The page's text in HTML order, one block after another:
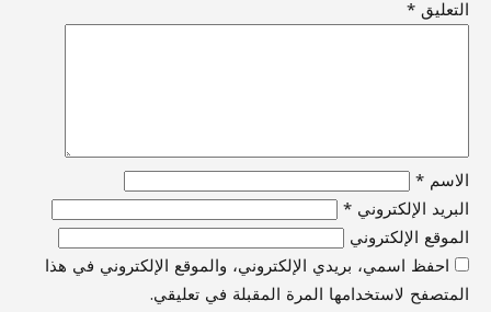
التعليق*
الاسم *
البريد الإلكتروني *
الموقع الإلكتروني
احفظ اسمي، بريدي الإلكتروني، والموقع الإلكتروني في هذا
المتصفح لاستخدامها المرة المقبلة في تعليقي.